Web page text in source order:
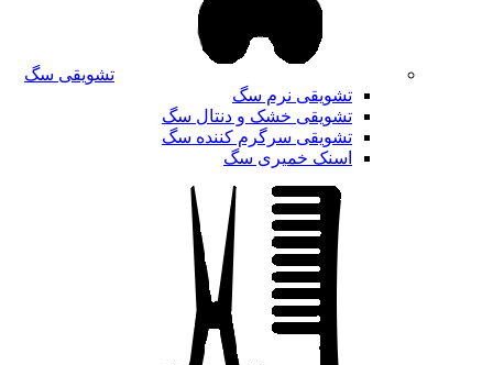
تشویقی سگ
تشویقی نرم سگ
تشویقی خشک و دنتال سگ
تشویقی سرگرم کننده سگ
اسنک خمیری سگ